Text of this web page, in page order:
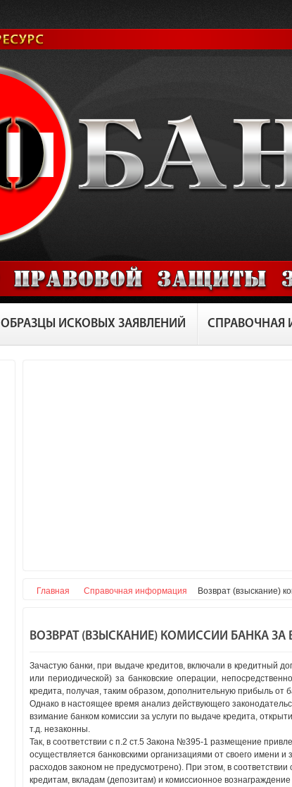
ОБРАЗЦЫ ИСКОВЫХ ЗАЯВЛЕНИЙ СПРАВОЧНАЯ
Главная Справочная информация Возврат (взыскание)
ВОЗВРАТ (ВЗЫСКАНИЕ) КОМИССИИ БАНКА ЗА
Зачастую банки, при выдаче кредитов, включали в кредитный
или периодической) за банковские операции,
кредита, получая, таким образом, дополнительную прибыль от
Однако в настоящее время анализ действующего
взимание банком комиссии за услуги по выдаче кредита,
т.д. незаконны.
Так, в соответствии с п.2 ст.5 Закона №395-1 размещение
осуществляется банковскими организациями от своего имени и
расходов законом не предусмотрено). При этом, в
кредитам, вкладам (депозитам) и комиссионное